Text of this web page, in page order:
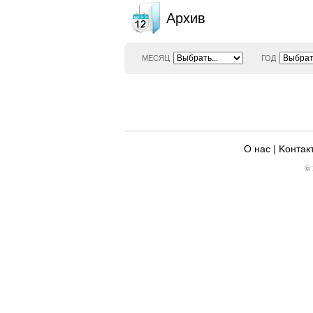
Архив
МЕСЯЦ ГОД
О нас |
©